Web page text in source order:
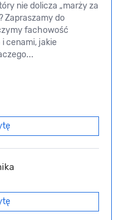
nie dolicza „marży za
Zapraszamy do
fachowość
cenami, jakie